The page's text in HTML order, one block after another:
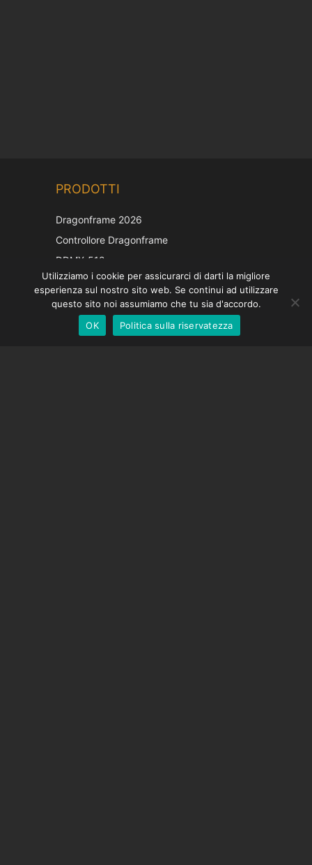
PRODOTTI
Dragonframe 2026
Controllore Dragonframe
DDMX-512
DMC-32
Cappuccio di correzione EOS LV
Utilizziamo i cookie per assicurarci di darti la migliore
esperienza sul nostro sito web. Se continui ad utilizzare
questo sito noi assumiamo che tu sia d'accordo.
OK
Politica sulla riservatezza
Italian
English
German